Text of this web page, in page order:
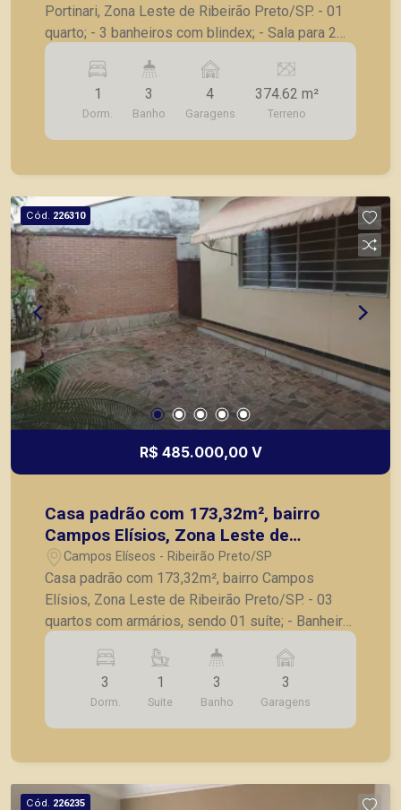
Portinari, Zona Leste de Ribeirão Preto/SP. - 01
quarto; - 3 banheiros com blindex; - Sala para 2
ambientes; - Cozinha integrada à área gourmet; -
Piscina; - Sistema de monitoramento; - 4 vagas
de garagem. A Piramid tem como objetivo
atender seus clientes com agilidade e segurança,
em locação, vendas de imóveis prontos, usados
1
Dorm.
3
Banho
4
Garagens
374.62 m²
Terreno
Cód. 226310
R$ 485.000,00 V
Casa padrão com 173,32m², bairro
Campos Elísios, Zona Leste de
Ribeirão Preto/SP.
Campos Elíseos - Ribeirão Preto/SP
Casa padrão com 173,32m², bairro Campos
Elísios, Zona Leste de Ribeirão Preto/SP. - 03
quartos com armários, sendo 01 suíte; - Banheiro
social com box; - Sala ampla; - Copa; - Cozinha; -
Área de serviço; - Quarto de serviço; - Banheiro
de serviço; - Quintal amplo; - 03 vagas de
garagem. A Piramid tem como objetivo atender
seus clientes com agilidade e segurança, em
Ribeirão Preto.
3
Dorm.
1
Suite
3
Banho
3
Garagens
Cód. 226235